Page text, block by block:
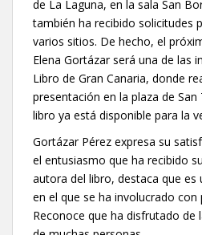
de La Laguna, en la sala San
también ha recibido solicitudes
varios sitios. De hecho, el
Elena Gortázar será una de las
Libro de Gran Canaria, donde
presentación en la plaza de San
libro ya está disponible para la
Gortázar Pérez expresa su
el entusiasmo que ha recibido
autora del libro, destaca que
en el que se ha involucrado con
Reconoce que ha disfrutado de